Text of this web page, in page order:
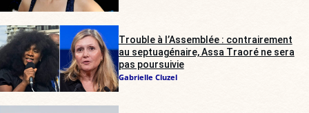
Trouble à l’Assemblée : contrairement
au septuagénaire, Assa Traoré ne sera
pas poursuivie
Gabrielle Cluzel